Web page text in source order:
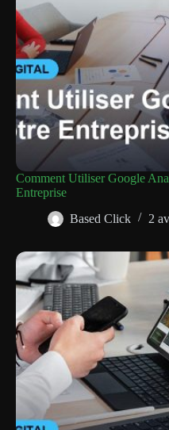
Comment Utiliser Google
Entreprise
Based Click
2